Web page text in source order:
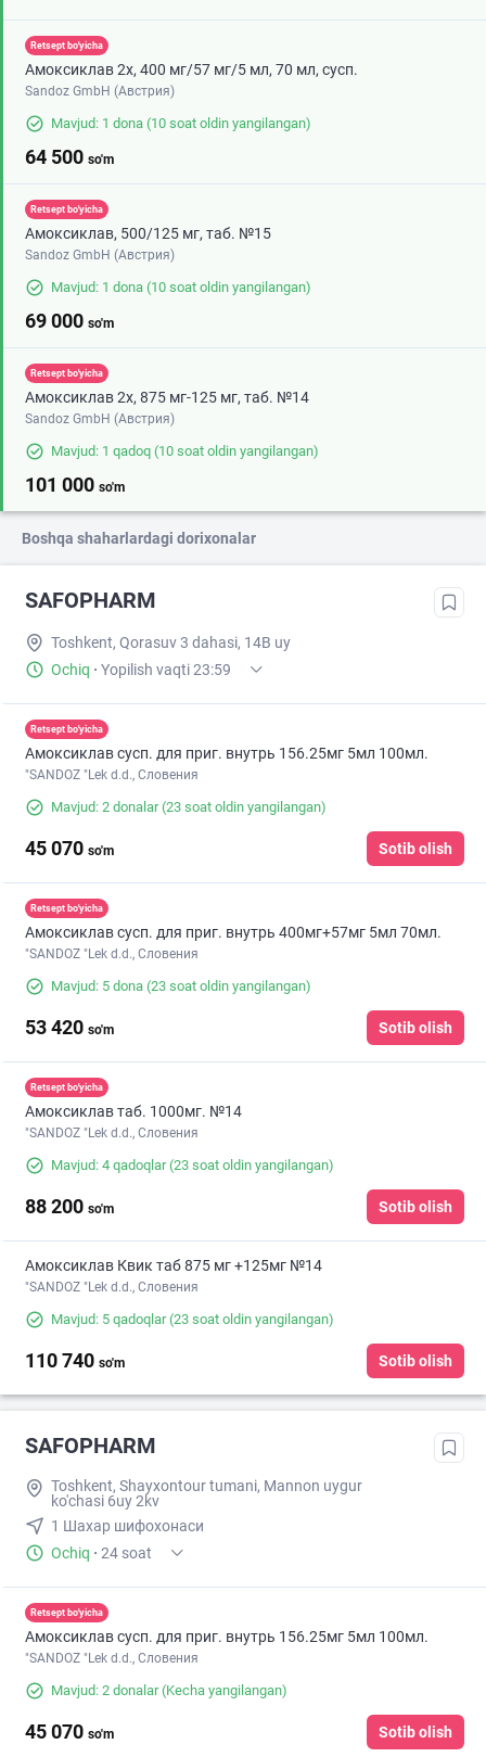
Retsept bo'yicha
Амоксиклав 2х, 400 мг/57 мг/5 мл, 70 мл, сусп.
Sandoz GmbH (Австрия)
Mavjud: 1 dona (10 soat oldin yangilangan)
64 500 so'm
Retsept bo'yicha
Амоксиклав, 500/125 мг, таб. №15
Sandoz GmbH (Австрия)
Mavjud: 1 dona (10 soat oldin yangilangan)
69 000 so'm
Retsept bo'yicha
Амоксиклав 2х, 875 мг-125 мг, таб. №14
Sandoz GmbH (Австрия)
Mavjud: 1 qadoq (10 soat oldin yangilangan)
101 000 so'm
Boshqa shaharlardagi dorixonalar
SAFOPHARM
Toshkent, Qorasuv 3 dahasi, 14B uy
Ochiq · Yopilish vaqti 23:59
Retsept bo'yicha
Амоксиклав сусп. для приг. внутрь 156.25мг 5мл 100мл.
"SANDOZ "Lek d.d., Словения
Mavjud: 2 donalar(23 soat oldin yangilangan)
45 070 so'm Sotib olish
Retsept bo'yicha
Амоксиклав сусп. для приг. внутрь 400мг+57мг 5мл 70мл.
"SANDOZ "Lek d.d., Словения
Mavjud: 5 dona (23 soat oldin yangilangan)
53 420 so'm Sotib olish
Retsept bo'yicha
Амоксиклав таб. 1000мг. №14
"SANDOZ "Lek d.d., Словения
Mavjud: 4 qadoqlar(23 soat oldin yangilangan)
88 200 so'm Sotib olish
Амоксиклав Квик таб 875 мг +125мг №14
"SANDOZ "Lek d.d., Словения
Mavjud: 5 qadoqlar(23 soat oldin yangilangan)
110 740 so'm Sotib olish
SAFOPHARM
Toshkent, Shayxontour tumani, Mannon uygur
ko'chasi 6uy 2kv
1 Шахар шифохонаси
Ochiq · 24 soat
Retsept bo'yicha
Амоксиклав сусп. для приг. внутрь 156.25мг 5мл 100мл.
"SANDOZ "Lek d.d., Словения
Mavjud: 2 donalar(Kecha yangilangan)
45 070 so'm Sotib olish